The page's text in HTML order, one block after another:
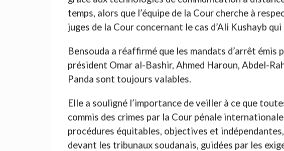
temps, alors que l’équipe de la Cour cherche à
juges de la Cour concernant le cas d’Ali Kushayb
Bensouda a réaffirmé que les mandats d’arrêt émis
président Omar al-Bashir, Ahmed Haroun, Abdel-
Panda sont toujours valables.
Elle a souligné l’importance de veiller à ce que
commis des crimes par la Cour pénale
procédures équitables, objectives et
devant les tribunaux soudanais, guidées par les